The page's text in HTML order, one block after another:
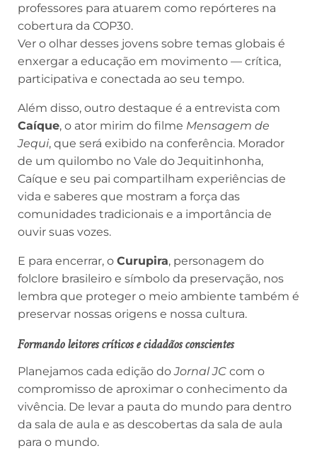
professores para atuarem como repórteres na
cobertura da COP30.
Ver o olhar desses jovens sobre temas globais é
enxergar a educação em movimento — crítica,
participativa e conectada ao seu tempo.
Além disso, outro destaque é a entrevista com
Caíque, o ator mirim do filme Mensagem de
Jequi, que será exibido na conferência. Morador
de um quilombo no Vale do Jequitinhonha,
Caíque e seu pai compartilham experiências de
vida e saberes que mostram a força das
comunidades tradicionais e a importância de
ouvir suas vozes.
E para encerrar, o Curupira, personagem do
folclore brasileiro e símbolo da preservação, nos
lembra que proteger o meio ambiente também é
preservar nossas origens e nossa cultura.
Formando leitores críticos e cidadãos conscientes
Planejamos cada edição doJornal JC com o
compromisso de aproximar o conhecimento da
vivência. De levar a pauta do mundo para dentro
da sala de aula e as descobertas da sala de aula
para o mundo.